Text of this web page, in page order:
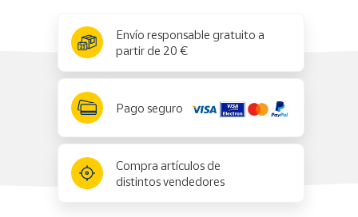
Envío responsable gratuito a
partir de 20 €
Pago seguro
Compra artículos de
distintos vendedores